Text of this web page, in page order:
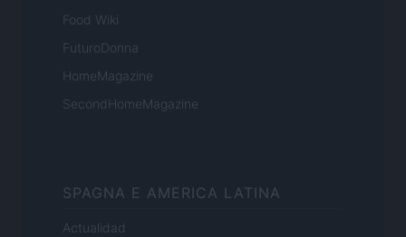
Food Wiki
FuturoDonna
HomeMagazine
SecondHomeMagazine
SPAGNA E AMERICA LATINA
Actualidad